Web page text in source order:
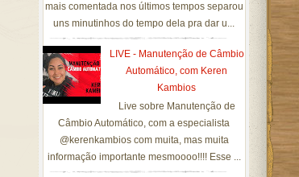
mais comentada nos últimos tempos separou
uns minutinhos do tempo dela pra dar u...
LIVE - Manutenção de Câmbio
Automático, com Keren
Kambios
Live sobre Manutenção de
Câmbio Automático, com a especialista
@kerenkambios com muita, mas muita
informação importante mesmoooo!!!! Esse ...